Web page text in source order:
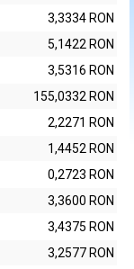
3,3334 RON
5,1422 RON
3,5316 RON
155,0332 RON
2,2271 RON
1,4452 RON
0,2723 RON
3,3600 RON
3,4375 RON
3,2577 RON